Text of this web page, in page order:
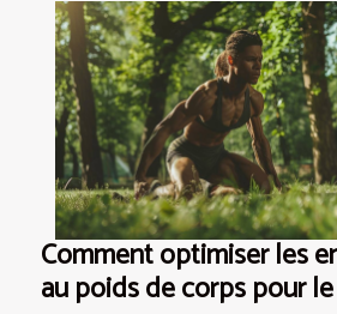
Comment optimiser les
au poids de corps pour